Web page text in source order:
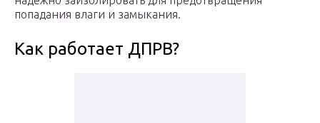
попадания влаги и замыкания.
Как работает ДПРВ?